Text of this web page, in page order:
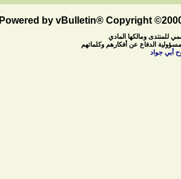
Powered by vBulletin® Copyright
للمنتدى ومالكها المادي
الدفاع عن أفكارهم وكلماتهم
أبي جواد